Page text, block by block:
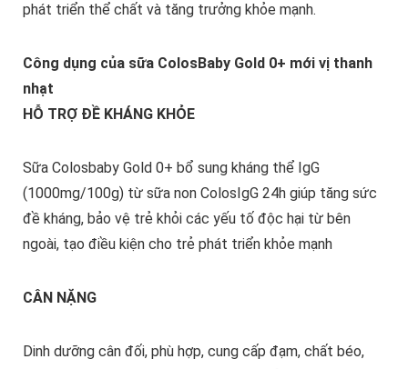
phát triển thể chất và tăng trưởng khỏe mạnh.
Công dụng của sữa ColosBaby Gold 0+ mới vị thanh
nhạt
HỖ TRỢ ĐỀ KHÁNG KHỎE
Sữa Colosbaby Gold 0+ bổ sung kháng thể IgG
(1000mg/100g) từ sữa non ColosIgG 24h giúp tăng sức
đề kháng, bảo vệ trẻ khỏi các yếu tố độc hại từ bên
ngoài, tạo điều kiện cho trẻ phát triển khỏe mạnh
CÂN NẶNG
Dinh dưỡng cân đối, phù hợp, cung cấp đạm, chất béo,